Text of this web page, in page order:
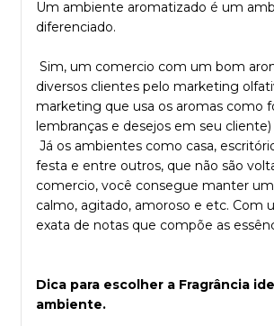
Um ambiente aromatizado é um
diferenciado.
Sim, um comercio com um bom
diversos clientes pelo marketing
marketing que usa os aromas como
lembranças e desejos em seu cliente)
Já os ambientes como casa,
festa e entre outros, que não são
comercio, você consegue manter
calmo, agitado, amoroso e etc. Com
exata de notas que compõe as
Dica para escolher a Fragrância
ambiente.